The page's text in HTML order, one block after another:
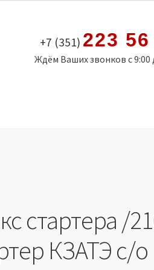
+7 (351) 223 56
Ждём Ваших звонков с 9:00
стартера /
КЗАТЭ с/о